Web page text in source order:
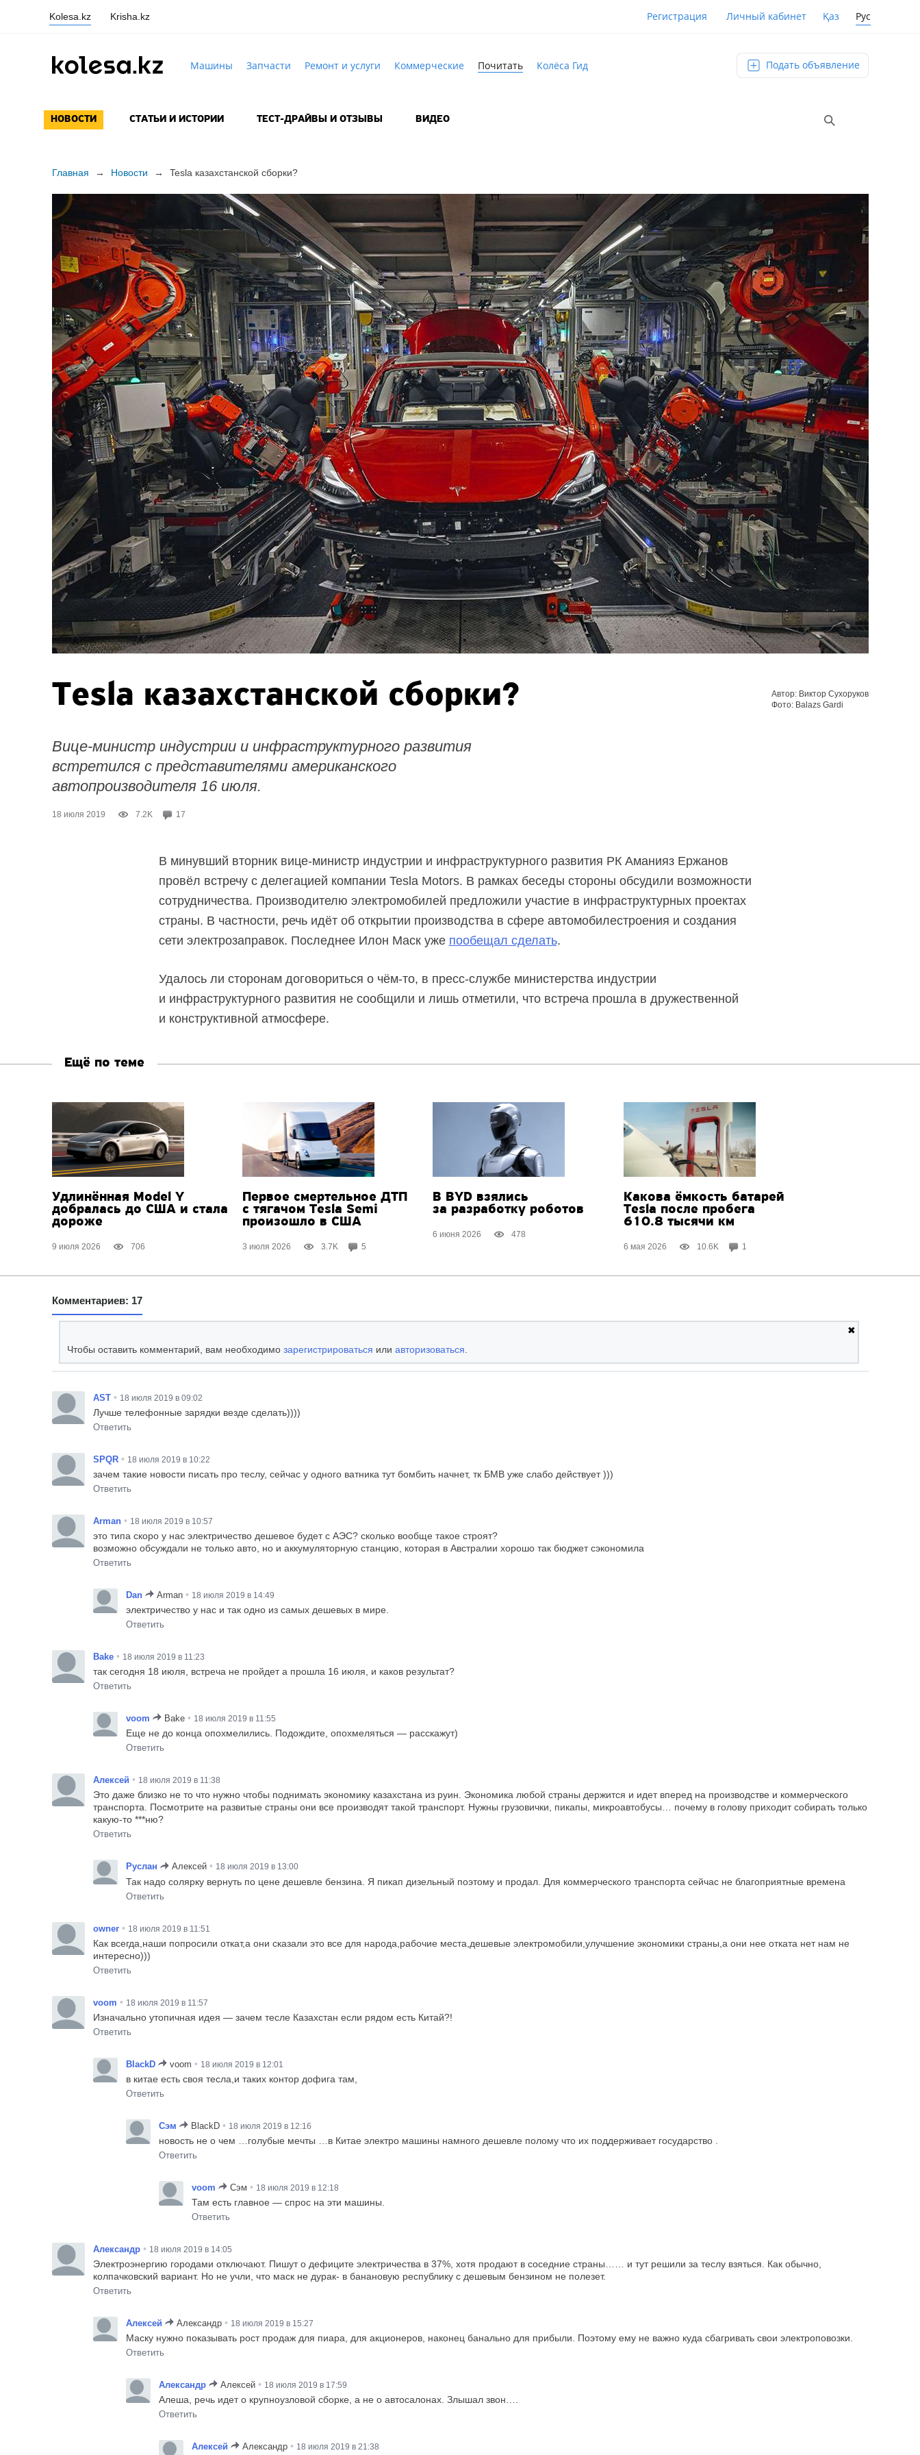
Kolesa.kz Krisha.kz Регистрация Личный кабинет Қаз Рус
Машины Запчасти Ремонт и услуги Коммерческие Почитать Колёса Гид Подать объявление
НОВОСТИ СТАТЬИ И ИСТОРИИ ТЕСТ-ДРАЙВЫ И ОТЗЫВЫ ВИДЕО
Главная → Новости → Tesla казахстанской сборки?
Tesla казахстанской сборки?
Вице-министр индустрии и инфраструктурного развития
встретился с представителями американского
автопроизводителя 16 июля.
18 июля 2019 7.2K 17
Автор: Виктор Сухоруков
Фото: Balazs Gardi
В минувший вторник вице-министр индустрии и инфраструктурного развития РК Аманияз Ержанов
провёл встречу с делегацией компании Tesla Motors. В рамках беседы стороны обсудили возможности
сотрудничества. Производителю электромобилей предложили участие в инфраструктурных проектах
страны. В частности, речь идёт об открытии производства в сфере автомобилестроения и создания
сети электрозаправок. Последнее Илон Маск уже пообещал сделать.
Удалось ли сторонам договориться о чём-то, в пресс-службе министерства индустрии
и инфраструктурного развития не сообщили и лишь отметили, что встреча прошла в дружественной
и конструктивной атмосфере.
Ещё по теме
Удлинённая Model Y
добралась до США и стала
дороже
9 июля 2026 706
Первое смертельное ДТП
с тягачом Tesla Semi
произошло в США
3 июля 2026 3.7K 5
В BYD взялись
за разработку роботов
6 июня 2026 478
Какова ёмкость батарей
Tesla после пробега
610.8 тысячи км
6 мая 2026 10.6K 1
Комментариев: 17
✖
Чтобы оставить комментарий, вам необходимо зарегистрироваться или авторизоваться.
AST • 18 июля 2019 в 09:02
Лучше телефонные зарядки везде сделать))))
Ответить
SPQR • 18 июля 2019 в 10:22
зачем такие новости писать про теслу, сейчас у одного ватника тут бомбить начнет, тк БМВ уже слабо действует )))
Ответить
Arman • 18 июля 2019 в 10:57
это типа скоро у нас электричество дешевое будет с АЭС? сколько вообще такое строят?
возможно обсуждали не только авто, но и аккумуляторную станцию, которая в Австралии хорошо так бюджет сэкономила
Ответить
Dan Arman • 18 июля 2019 в 14:49
электричество у нас и так одно из самых дешевых в мире.
Ответить
Bake • 18 июля 2019 в 11:23
так сегодня 18 июля, встреча не пройдет а прошла 16 июля, и каков результат?
Ответить
voom Bake • 18 июля 2019 в 11:55
Еще не до конца опохмелились. Подождите, опохмеляться — расскажут)
Ответить
Алексей • 18 июля 2019 в 11:38
Это даже близко не то что нужно чтобы поднимать экономику казахстана из руин. Экономика любой страны держится и идет вперед на производстве и коммерческого
транспорта. Посмотрите на развитые страны они все производят такой транспорт. Нужны грузовички, пикапы, микроавтобусы… почему в голову приходит собирать только
какую-то ***ню?
Ответить
Руслан Алексей • 18 июля 2019 в 13:00
Так надо солярку вернуть по цене дешевле бензина. Я пикап дизельный поэтому и продал. Для коммерческого транспорта сейчас не благоприятные времена
Ответить
owner • 18 июля 2019 в 11:51
Как всегда,наши попросили откат,а они сказали это все для народа,рабочие места,дешевые электромобили,улучшение экономики страны,а они нее отката нет нам не
интересно)))
Ответить
voom • 18 июля 2019 в 11:57
Изначально утопичная идея — зачем тесле Казахстан если рядом есть Китай?!
Ответить
BlackD voom • 18 июля 2019 в 12:01
в китае есть своя тесла,и таких контор дофига там,
Ответить
Сэм BlackD • 18 июля 2019 в 12:16
новость не о чем …голубые мечты …в Китае электро машины намного дешевле полому что их поддерживает государство .
Ответить
voom Сэм • 18 июля 2019 в 12:18
Там есть главное — спрос на эти машины.
Ответить
Александр • 18 июля 2019 в 14:05
Электроэнергию городами отключают. Пишут о дефиците электричества в 37%, хотя продают в соседние страны…… и тут решили за теслу взяться. Как обычно,
колпачковский вариант. Но не учли, что маск не дурак- в банановую республику с дешевым бензином не полезет.
Ответить
Алексей Александр • 18 июля 2019 в 15:27
Маску нужно показывать рост продаж для пиара, для акционеров, наконец банально для прибыли. Поэтому ему не важно куда сбагривать свои электроповозки.
Ответить
Александр Алексей • 18 июля 2019 в 17:59
Алеша, речь идет о крупноузловой сборке, а не о автосалонах. Злышал звон….
Ответить
Алексей Александр • 18 июля 2019 в 21:38